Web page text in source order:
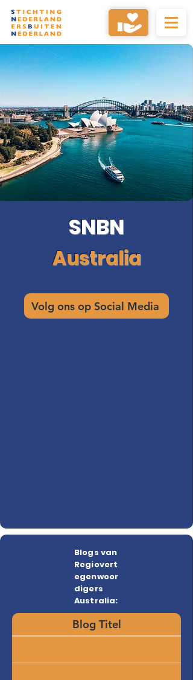
SNBN
Australia
Volg ons op Social Media
Blogs van
Regiovert
egenwoor
digers
Australia:
Blog Titel